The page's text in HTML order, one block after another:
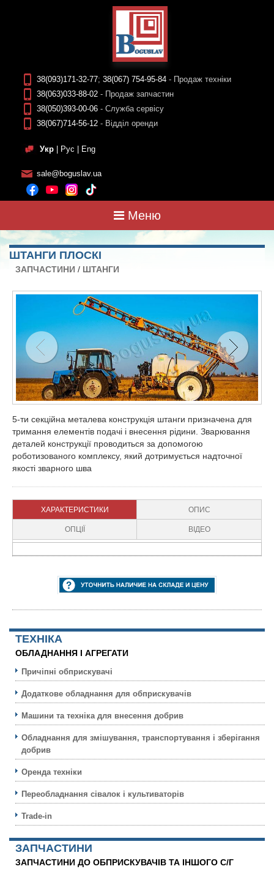
38(093)171-32-77; 38(067) 754-95-84 - Продаж техніки
38(063)033-88-02 - Продаж запчастин
38(050)393-00-06 - Служба сервісу
38(067)714-56-12 - Відділ оренди
Укр | Рус | Eng
sale@boguslav.ua
Меню
ШТАНГИ ПЛОСКІ
ЗАПЧАСТИНИ / ШТАНГИ
5-ти секційна металева конструкція штанги призначена для
тримання елементів подачі і внесення рідини. Зварювання
деталей конструкції проводиться за допомогою
роботизованого комплексу, який дотримується надточної
якості зварного шва
ХАРАКТЕРИСТИКИ ОПИС
ОПЦІЇ ВІДЕО
ТЕХНIКА
ОБЛАДНАННЯ І АГРЕГАТИ
Причіпні обприскувачі
Додаткове обладнання для обприскувачів
Машини та техніка для внесення добрив
Обладнання для змішування, транспортування і зберігання
добрив
Оренда техніки
Переобладнання сівалок і культиваторів
Trade-in
ЗАПЧАСТИНИ
ЗАПЧАСТИНИ ДО ОБПРИСКУВАЧІВ ТА ІНШОГО С/Г